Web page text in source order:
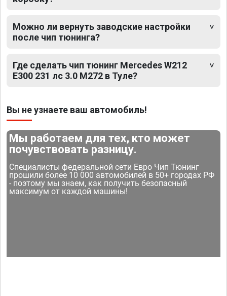
Можно ли вернуть заводские настройки
после чип тюнинга?
Где сделать чип тюнинг Mercedes W212
E300 231 лс 3.0 M272 в Туле?
Вы не узнаете ваш автомобиль!
Мы работаем для тех, кто может
почувствовать разницу.
Специалисты федеральной сети Евро Чип Тюнинг
прошили более 10 000 автомобилей в 50+ городах РФ
- поэтому мы знаем, как получить безопасный
максимум от каждой машины!